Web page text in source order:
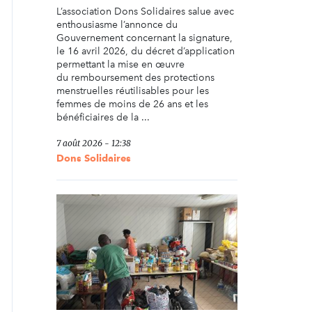
L’association Dons Solidaires salue avec
enthousiasme l’annonce du
Gouvernement concernant la signature,
le 16 avril 2026, du décret d’application
permettant la mise en œuvre
du remboursement des protections
menstruelles réutilisables pour les
femmes de moins de 26 ans et les
bénéficiaires de la ...
7 août 2026 - 12:38
Dons Solidaires